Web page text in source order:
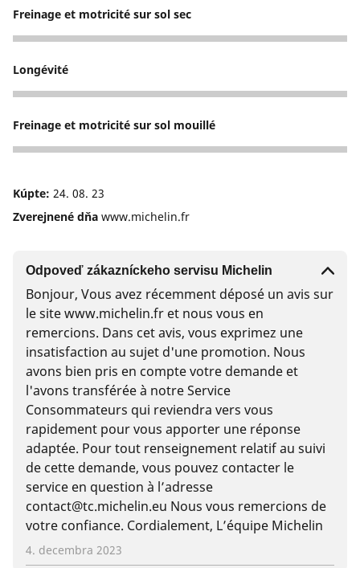
Freinage et motricité sur sol sec
5
Longévité
5
Freinage et motricité sur sol mouillé
5
Kúpte: 24. 08. 23
Zverejnené dňa www.michelin.fr
Odpoveď zákazníckeho servisu Michelin
Bonjour, Vous avez récemment déposé un avis sur
le site www.michelin.fr et nous vous en
remercions. Dans cet avis, vous exprimez une
insatisfaction au sujet d'une promotion. Nous
avons bien pris en compte votre demande et
l'avons transférée à notre Service
Consommateurs qui reviendra vers vous
rapidement pour vous apporter une réponse
adaptée. Pour tout renseignement relatif au suivi
de cette demande, vous pouvez contacter le
service en question à l’adresse
contact@tc.michelin.eu Nous vous remercions de
votre confiance. Cordialement, L’équipe Michelin
4. decembra 2023